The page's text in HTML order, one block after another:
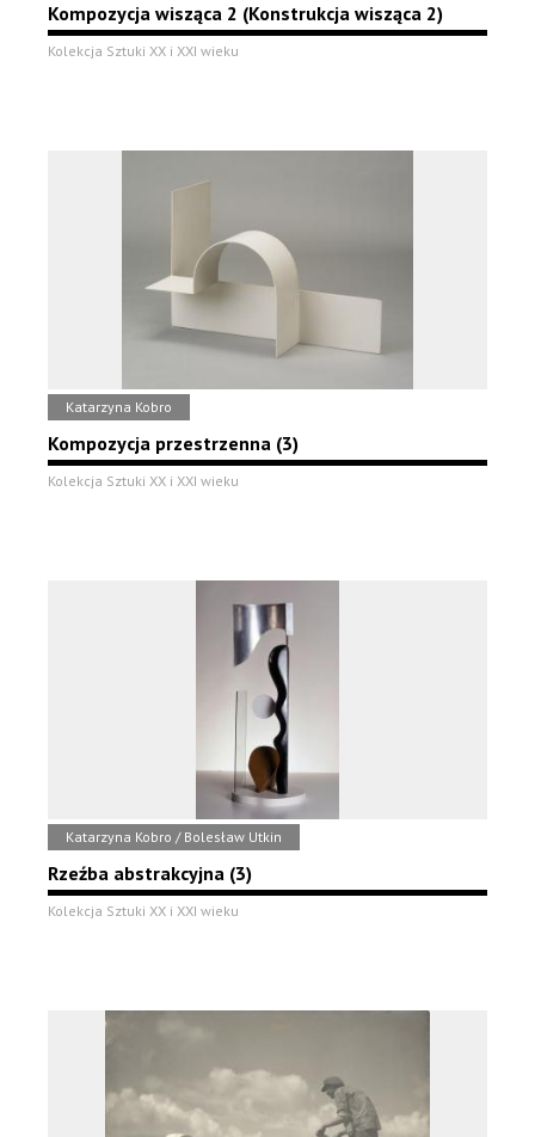
Kompozycja wisząca 2 (Konstrukcja wisząca 2)
Kolekcja Sztuki XX i XXI wieku
Katarzyna Kobro
Kompozycja przestrzenna (3)
Kolekcja Sztuki XX i XXI wieku
Katarzyna Kobro / Bolesław Utkin
Rzeźba abstrakcyjna (3)
Kolekcja Sztuki XX i XXI wieku